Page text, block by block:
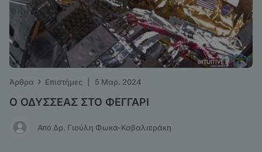
Άρθρα › Επιστήμες 5 Μαρ. 2024
Ο ΟΔΥΣΣΕΑΣ ΣΤΟ ΦΕΓΓΑΡΙ
Από Δρ. Γιούλη Φωκά-Καβαλιεράκη